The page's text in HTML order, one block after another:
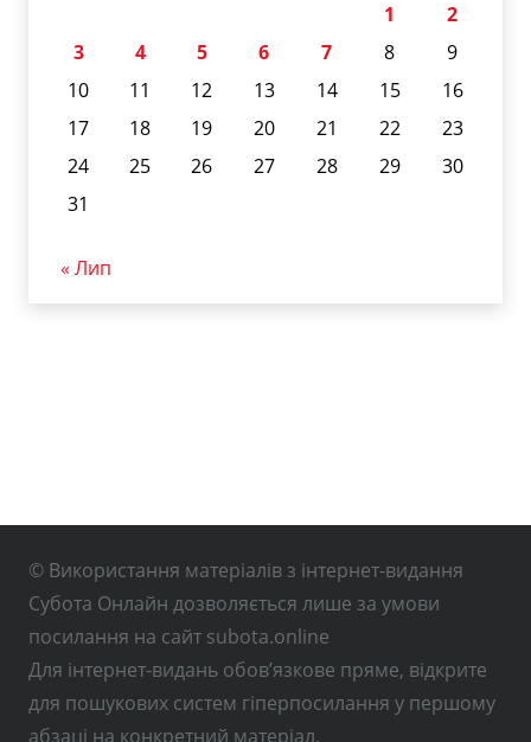
1
2
3
4 5 6 7 8
9
10
11 12 13 14 15
16
17
18 19 20 21 22
23
24
25 26 27 28 29
30
31
« Лип
© Використання матеріалів з інтернет-видання
Субота Онлайн дозволяється лише за умови
посилання на сайт subota.online
Для інтернет-видань обов’язкове пряме, відкрите
для пошукових систем гіперпосилання у першому
абзаці на конкретний матеріал.